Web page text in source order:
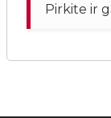
Pirkite ir